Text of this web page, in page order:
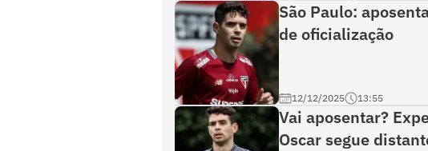
São Paulo:
de oficialização
12/12/2025 13:55
Vai aposentar?
Oscar segue